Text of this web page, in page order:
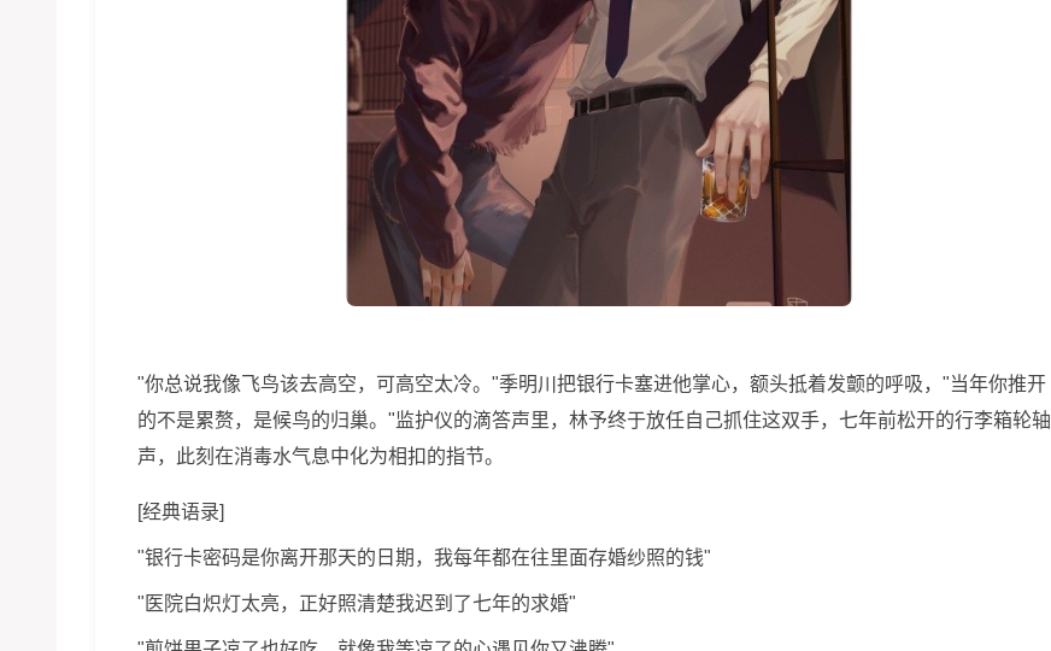
"你总说我像飞鸟该去高空，可高空太冷。"季明川把银行卡塞进他掌心，额头抵着发颤的呼吸，"当年你推开
的不是累赘，是候鸟的归巢。"监护仪的滴答声里，林予终于放任自己抓住这双手，七年前松开的行李箱轮轴
声，此刻在消毒水气息中化为相扣的指节。
[经典语录]
"银行卡密码是你离开那天的日期，我每年都在往里面存婚纱照的钱"
"医院白炽灯太亮，正好照清楚我迟到了七年的求婚"